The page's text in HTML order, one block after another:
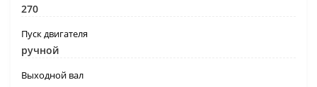
270
Пуск двигателя
ручной
Выходной вал